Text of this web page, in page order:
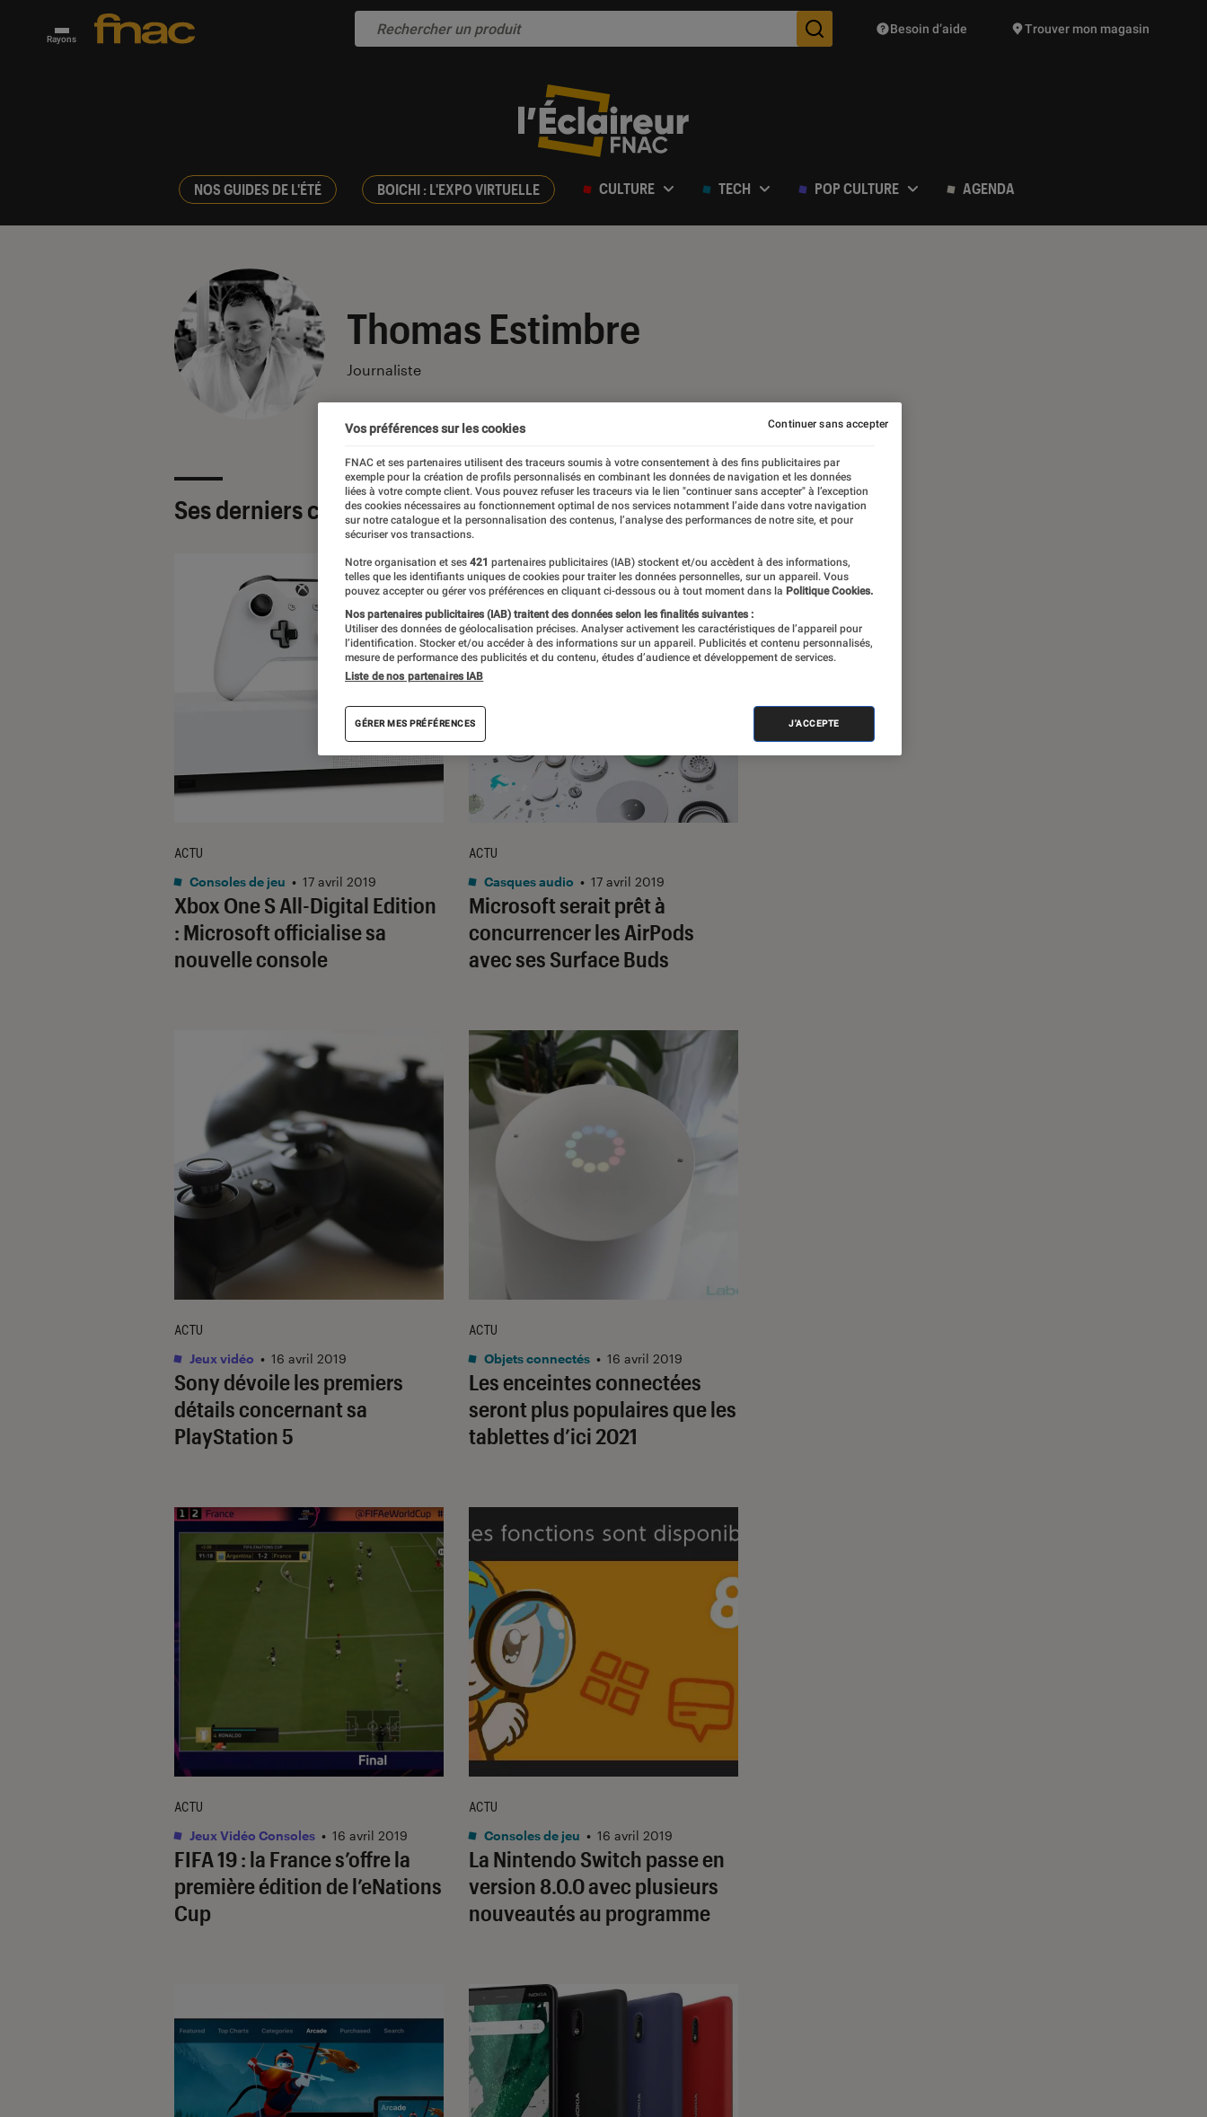
Rayons Des suggestions de produits vont vous être proposées
Besoin d’aide Trouver mon magasin
NOS GUIDES DE L'ÉTÉ BOICHI : L'EXPO VIRTUELLE CULTURE TECH POP CULTURE AGENDA
Thomas Estimbre
Journaliste
Ses derniers contenus
Xbox One S All-Digital Edition
: Microsoft officialise sa
nouvelle console
ACTU
Consoles de jeu • 17 avril 2019
Microsoft serait prêt à
concurrencer les AirPods
avec ses Surface Buds
ACTU
Casques audio • 17 avril 2019
Sony dévoile les premiers
détails concernant sa
PlayStation 5
ACTU
Jeux vidéo • 16 avril 2019
Les enceintes connectées
seront plus populaires que les
tablettes d’ici 2021
ACTU
Objets connectés • 16 avril 2019
FIFA 19 : la France s’offre la
première édition de l’eNations
Cup
ACTU
Jeux Vidéo Consoles • 16 avril 2019
La Nintendo Switch passe en
version 8.0.0 avec plusieurs
nouveautés au programme
ACTU
Consoles de jeu • 16 avril 2019
Vos préférences sur les cookies
FNAC et ses partenaires utilisent des traceurs soumis à votre consentement à des fins publicitaires par
exemple pour la création de profils personnalisés en combinant les données de navigation et les données
liées à votre compte client. Vous pouvez refuser les traceurs via le lien "continuer sans accepter" à l’exception
des cookies nécessaires au fonctionnement optimal de nos services notamment l’aide dans votre navigation
sur notre catalogue et la personnalisation des contenus, l’analyse des performances de notre site, et pour
sécuriser vos transactions.
Notre organisation et ses 421 partenaires publicitaires (IAB) stockent et/ou accèdent à des informations,
telles que les identifiants uniques de cookies pour traiter les données personnelles, sur un appareil. Vous
pouvez accepter ou gérer vos préférences en cliquant ci-dessous ou à tout moment dans la Politique Cookies.
Nos partenaires publicitaires (IAB) traitent des données selon les finalités suivantes :
Utiliser des données de géolocalisation précises. Analyser activement les caractéristiques de l’appareil pour
l’identification. Stocker et/ou accéder à des informations sur un appareil. Publicités et contenu personnalisés,
mesure de performance des publicités et du contenu, études d’audience et développement de services.
Liste de nos partenaires IAB
GÉRER MES PRÉFÉRENCES J'ACCEPTE
Continuer sans accepter